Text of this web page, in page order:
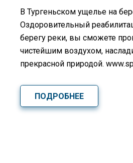
В Тургеньском ущелье на
Оздоровительный
берегу реки, вы сможете
чистейшим воздухом,
прекрасной природой.
ПОДРОБНЕЕ